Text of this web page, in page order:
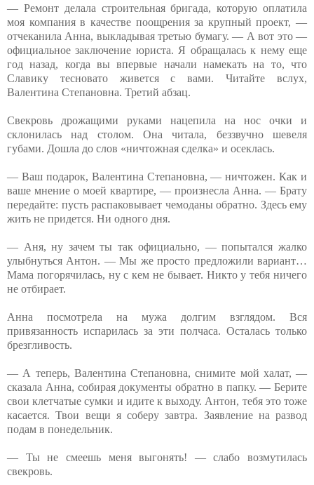
— Ремонт делала строительная бригада, которую оплатила
моя компания в качестве поощрения за крупный проект, —
отчеканила Анна, выкладывая третью бумагу. — А вот это —
официальное заключение юриста. Я обращалась к нему еще
год назад, когда вы впервые начали намекать на то, что
Славику тесновато живется с вами. Читайте вслух,
Валентина Степановна. Третий абзац.
Свекровь дрожащими руками нацепила на нос очки и
склонилась над столом. Она читала, беззвучно шевеля
губами. Дошла до слов «ничтожная сделка» и осеклась.
— Ваш подарок, Валентина Степановна, — ничтожен. Как и
ваше мнение о моей квартире, — произнесла Анна. — Брату
передайте: пусть распаковывает чемоданы обратно. Здесь ему
жить не придется. Ни одного дня.
— Аня, ну зачем ты так официально, — попытался жалко
улыбнуться Антон. — Мы же просто предложили вариант…
Мама погорячилась, ну с кем не бывает. Никто у тебя ничего
не отбирает.
Анна посмотрела на мужа долгим взглядом. Вся
привязанность испарилась за эти полчаса. Осталась только
брезгливость.
— А теперь, Валентина Степановна, снимите мой халат, —
сказала Анна, собирая документы обратно в папку. — Берите
свои клетчатые сумки и идите к выходу. Антон, тебя это тоже
касается. Твои вещи я соберу завтра. Заявление на развод
подам в понедельник.
— Ты не смеешь меня выгонять! — слабо возмутилась
свекровь.